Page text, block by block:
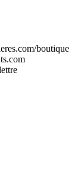
boutique